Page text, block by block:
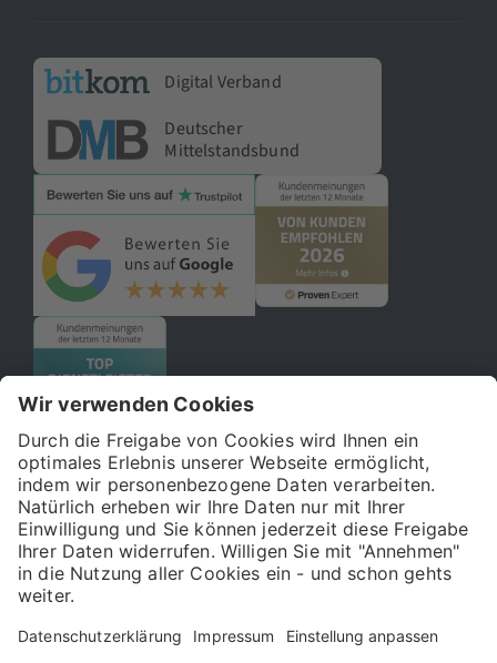
Digital Verband
Deutscher
Mittelstandsbund
© 2026 121WATT GmbH
Über uns
Allgemeine Geschäftsbedingungen